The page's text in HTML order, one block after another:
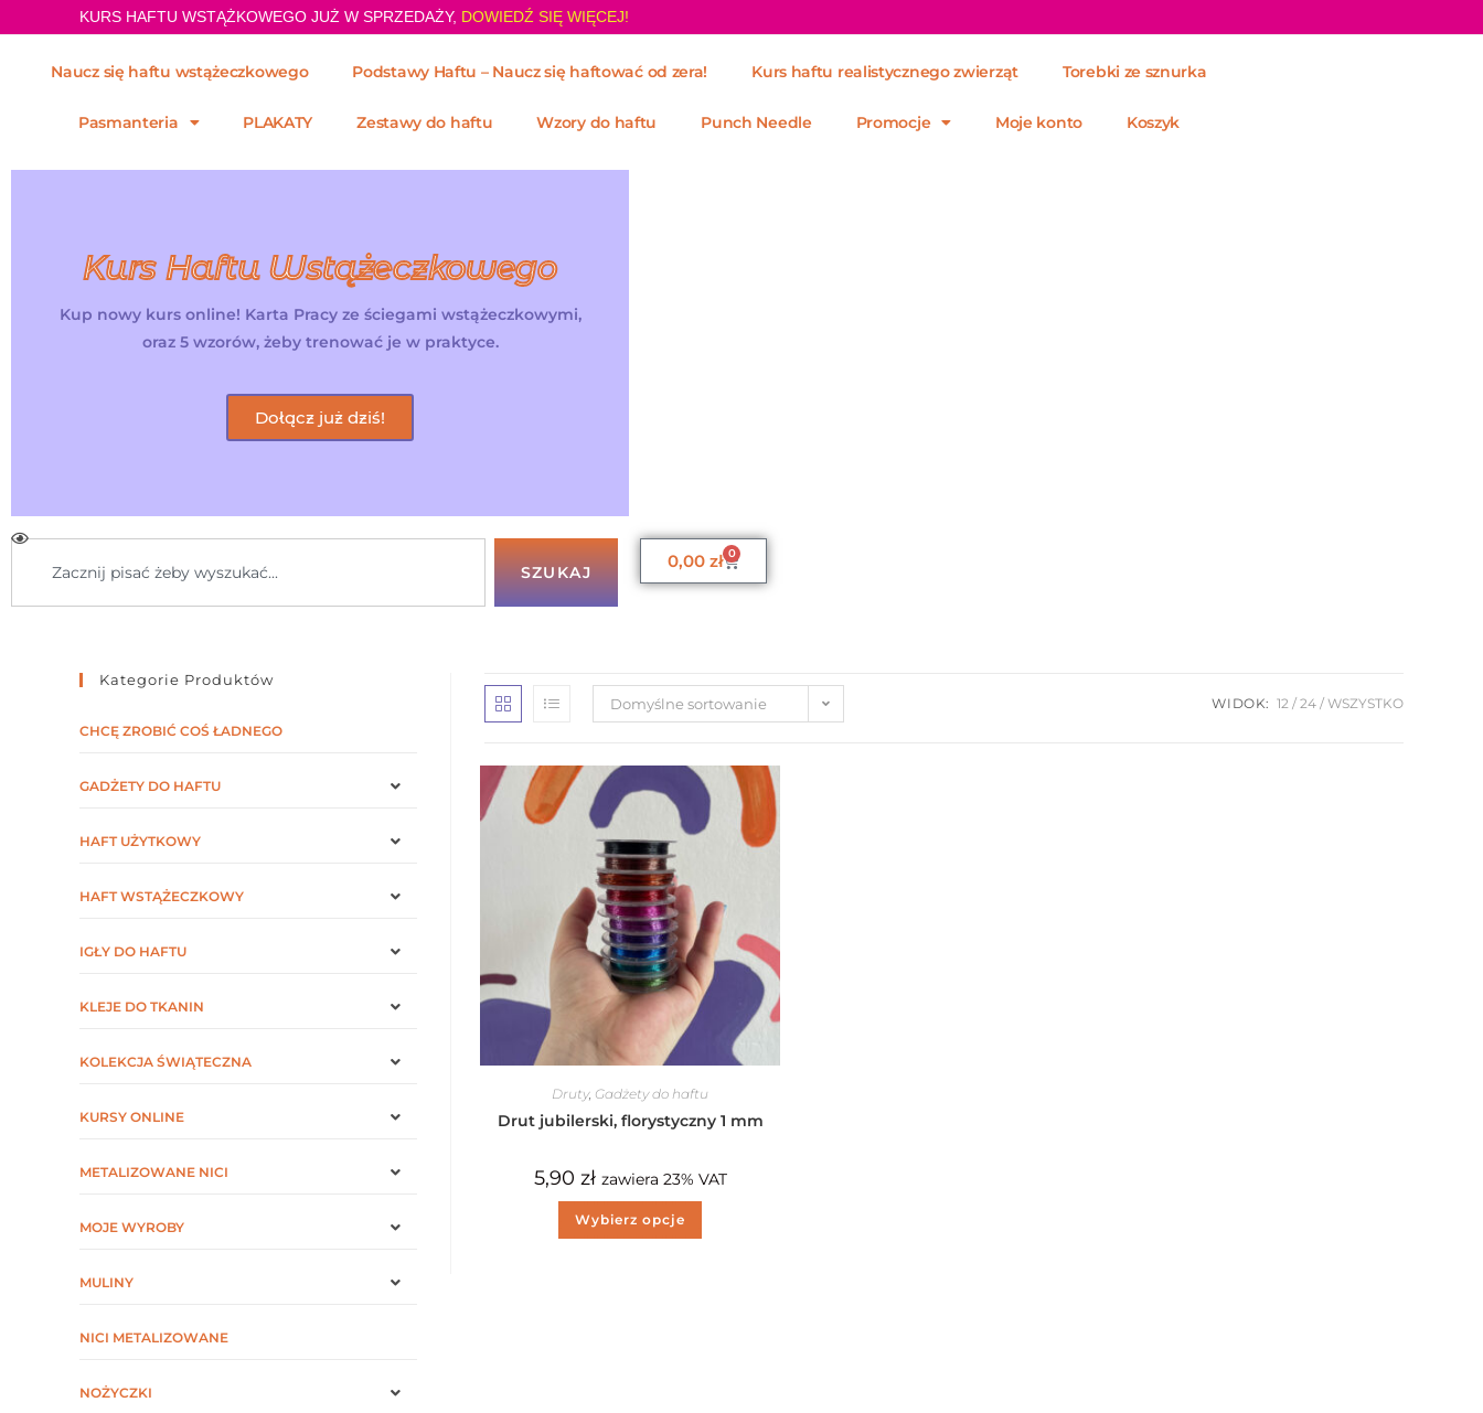
KURS HAFTU WSTĄŻKOWEGO JUŻ W SPRZEDAŻY, DOWIEDŹ SIĘ WIĘCEJ!
Naucz się haftu wstążeczkowego Podstawy Haftu – Naucz się haftować od zera! Kurs haftu realistycznego zwierząt Torebki ze sznurka
Pasmanteria PLAKATY Zestawy do haftu Wzory do haftu Punch Needle Promocje Moje konto Koszyk
Kurs Haftu Wstążeczkowego
Kup nowy kurs online! Karta Pracy ze ściegami wstążeczkowymi,
oraz 5 wzorów, żeby trenować je w praktyce.
Dołącz już dziś!
SZUKAJ
0,00 zł 0
Domyślne sortowanie WIDOK: 12 24 WSZYSTKO
Druty, Gadżety do haftu
Drut jubilerski, florystyczny 1 mm
5,90 zł zawiera 23% VAT
Wybierz opcje
Kategorie Produktów
CHCĘ ZROBIĆ COŚ ŁADNEGO
GADŻETY DO HAFTU
HAFT UŻYTKOWY
HAFT WSTĄŻECZKOWY
IGŁY DO HAFTU
KLEJE DO TKANIN
KOLEKCJA ŚWIĄTECZNA
KURSY ONLINE
METALIZOWANE NICI
MOJE WYROBY
MULINY
NICI METALIZOWANE
NOŻYCZKI